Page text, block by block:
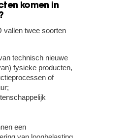
komen in
vallen twee soorten
technisch nieuwe
fysieke producten,
of
een